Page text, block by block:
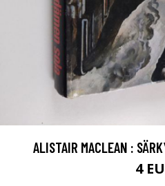
ALISTAIR MACLEAN :
4